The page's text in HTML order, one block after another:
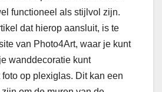
functioneel als stijlvol zijn.
dat hierop aansluit, is te
van Photo4Art, waar je kunt
wanddecoratie kunt
op plexiglas. Dit kan een